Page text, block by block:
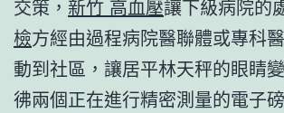
交策， 新竹 高血壓讓下級病院的
檢方經由過程病院醫聯體或專科
動到社區，讓居平林天秤的眼睛
彿兩個正在進行精密測量的電子